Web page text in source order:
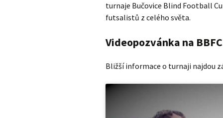
turnaje Bučovice Blind Football
futsalistů z celého světa.
Videopozvánka na
Bližší informace o turnaji najdou